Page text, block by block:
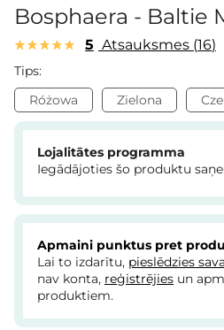
Bosphaera - Baltie
5 Atsauksmes 16
Tips:
Różowa
Zielona
Lojalitātes programma
Iegādājoties šo produktu
Apmaini punktus pret
Lai to izdarītu, pieslēdzies
nav konta, reģistrējies un
produktiem.